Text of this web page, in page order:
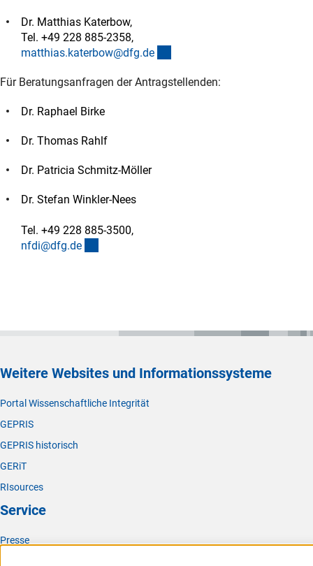
Dr. Matthias Katerbow,
Tel. +49 228 885-2358,
matthias.katerbow@dfg.de
Für Beratungsanfragen der Antragstellenden:
Dr. Raphael Birke
Dr. Thomas Rahlf
Dr. Patricia Schmitz-Möller
Dr. Stefan Winkler-Nees
Tel. +49 228 885-3500,
nfdi@dfg.de
Weitere Websites und Informationssysteme
Portal Wissenschaftliche Integrität
GEPRIS
GEPRIS historisch
GERiT
RIsources
Service
Presse